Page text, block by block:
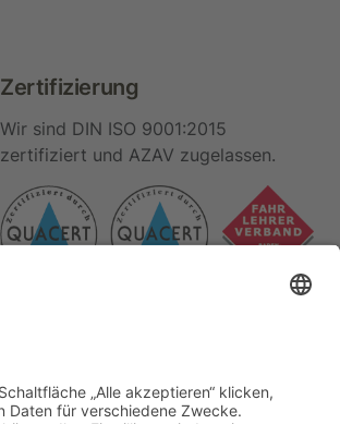
Zertifizierung
Wir sind DIN ISO 9001:2015
zertifiziert und AZAV zugelassen.